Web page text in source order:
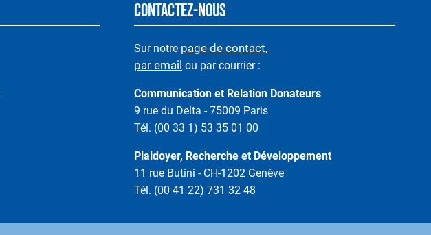
CONTACTEZ-NOUS
Sur notre page de contact,
par email ou par courrier :
Communication et Relation Donateurs
9 rue du Delta - 75009 Paris
Tél. (00 33 1) 53 35 01 00
Plaidoyer, Recherche et Développement
11 rue Butini - CH-1202 Genève
Tél. (00 41 22) 731 32 48